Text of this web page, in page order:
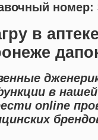
номер:
в
в
online